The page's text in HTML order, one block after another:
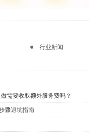
行业新闻
需要收取额外服务费吗？
骤避坑指南